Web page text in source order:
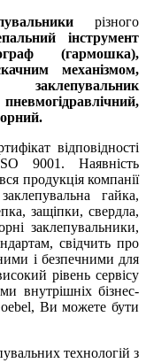
різного
інструмент
(гармошка),
механізмом,
заклепувальник
відповідності
9001. Наявність
продукція компанії
гайка,
защіпки, свердла,
заклепувальники,
свідчить про
і безпечними для
рівень сервісу
внутрішніх бізнес-
Ви можете бути
технологій з